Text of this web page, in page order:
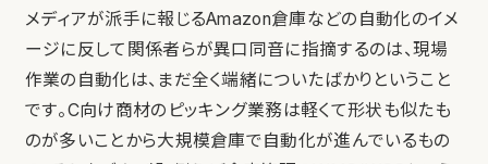
メディアが派手に報じるAmazon倉庫などの自動化のイメ
ージに反して関係者らが異口同音に指摘するのは、現場
作業の自動化は、まだ全く端緒についたばかりということ
です。C向け商材のピッキング業務は軽くて形状も似たも
のが多いことから大規模倉庫で自動化が進んでいるもの